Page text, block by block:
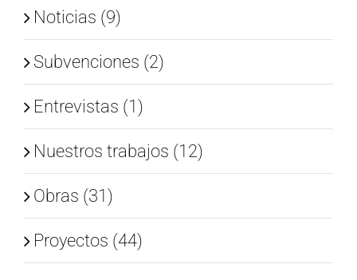
Noticias (9)
Subvenciones (2)
Entrevistas (1)
Nuestros trabajos (12)
Obras (31)
Proyectos (44)